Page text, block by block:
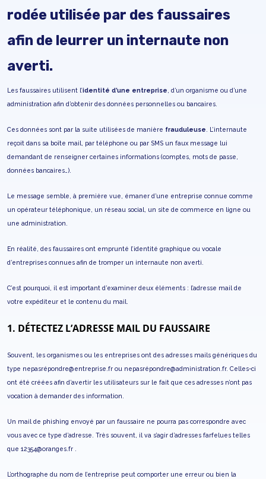
rodée utilisée par des faussaires
afin de leurrer un internaute non
averti.
Les faussaires utilisent l’identité d’une entreprise , d’un organisme ou d’une
administration afin d’obtenir des données personnelles ou bancaires.
Ces données sont par la suite utilisées de manière frauduleuse . L’internaute
reçoit dans sa boîte mail, par téléphone ou par SMS un faux message lui
demandant de renseigner certaines informations (comptes, mots de passe,
données bancaires…).
Le message semble, à première vue, émaner d’une entreprise connue comme
un opérateur téléphonique, un réseau social, un site de commerce en ligne ou
une administration.
En réalité, des faussaires ont emprunté l’identité graphique ou vocale
d’entreprises connues afin de tromper un internaute non averti.
C’est pourquoi, il est important d’examiner deux éléments : l’adresse mail de
votre expéditeur et le contenu du mail.
1. DÉTECTEZ L’ADRESSE MAIL DU FAUSSAIRE
Souvent, les organismes ou les entreprises ont des adresses mails génériques du
type nepasrépondre@entreprise.fr ou nepasrépondre@administration.fr. Celles-ci
ont été créées afin d’avertir les utilisateurs sur le fait que ces adresses n’ont pas
vocation à demander des information.
Un mail de phishing envoyé par un faussaire ne pourra pas correspondre avec
vous avec ce type d’adresse. Très souvent, il va s’agir d’adresses farfelues telles
que 12354@oranges.fr .
L’orthographe du nom de l’entreprise peut comporter une erreur ou bien la